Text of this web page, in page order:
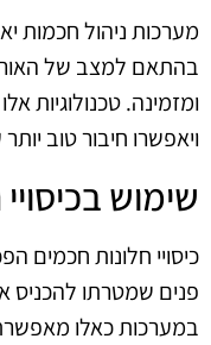
מערכות ניהול חכמות
בהתאם למצב של האור
ומזמינה. טכנולוגיות
ויאפשרו חיבור טוב
שימוש
כיסויי חלונות חכמים
פנים שמטרתו להכניס
במערכות כאלו